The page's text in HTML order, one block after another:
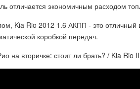
отличается экономичным расходом
Kia Rio 2012 1.6 АКПП - это отличный
коробкой передач.
на вторичке: стоит ли брать? / Kia Rio